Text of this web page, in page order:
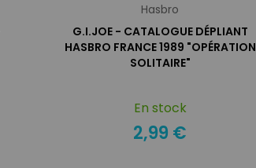
Hasbro
G.I.JOE - CATALOGUE DÉPLIANT
HASBRO FRANCE 1989 "OPÉRATION
SOLITAIRE"
En stock
2,99 €